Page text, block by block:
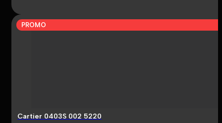
PROMO
Cartier 0403S 002 5220